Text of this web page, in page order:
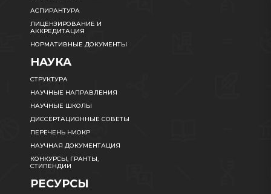
АСПИРАНТУРА
ЛИЦЕНЗИРОВАНИЕ И
АККРЕДИТАЦИЯ
НОРМАТИВНЫЕ ДОКУМЕНТЫ
НАУКА
СТРУКТУРА
НАУЧНЫЕ НАПРАВЛЕНИЯ
НАУЧНЫЕ ШКОЛЫ
ДИССЕРТАЦИОННЫЕ СОВЕТЫ
ПЕРЕЧЕНЬ НИОКР
НАУЧНАЯ ДОКУМЕНТАЦИЯ
КОНКУРСЫ, ГРАНТЫ,
СТИПЕНДИИ
РЕСУРСЫ